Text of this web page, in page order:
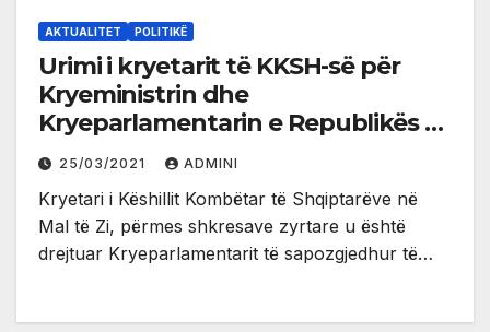
AKTUALITET POLITIKË
Urimi i kryetarit të KKSH-së për
Kryeministrin dhe
Kryeparlamentarin e Republikës së
Kosovës
25/03/2021 ADMINI
Kryetari i Këshillit Kombëtar të Shqiptarëve në
Mal të Zi, përmes shkresave zyrtare u është
drejtuar Kryeparlamentarit të sapozgjedhur të…